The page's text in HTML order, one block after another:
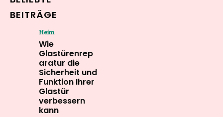
BEITRÄGE
Heim
Wie
Glastürenrep
aratur die
Sicherheit und
Funktion Ihrer
Glastür
verbessern
kann